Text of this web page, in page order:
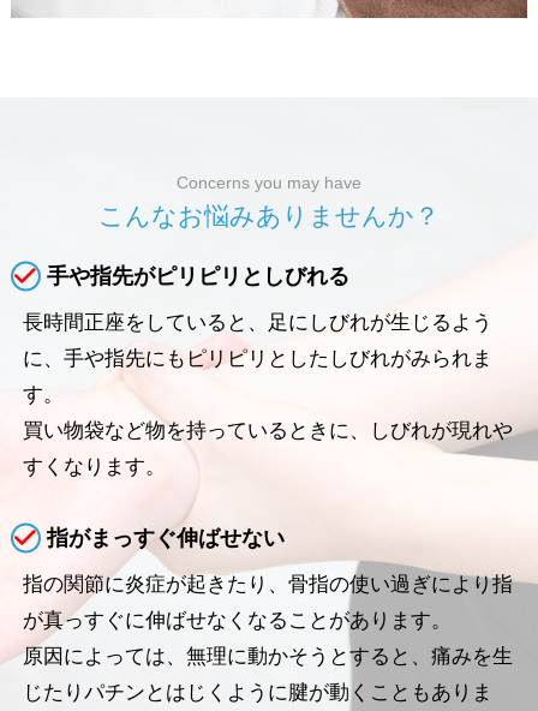
Concerns you may have
こ んなお悩みあ り ま せんか ？
手や指先がピリピリとしびれる
長時間正座をしていると、足にしびれが生じるよう
に、手や指先にもピリピリとしたしびれがみられま
す。
買い物袋など物を持っているときに、しびれが現れや
すくなります。
指がまっすぐ伸ばせない
指の関節に炎症が起きたり、骨指の使い過ぎにより指
が真っすぐに伸ばせなくなることがあります。
原因によっては、無理に動かそうとすると、痛みを生
じたりパチンとはじくように腱が動くこともありま